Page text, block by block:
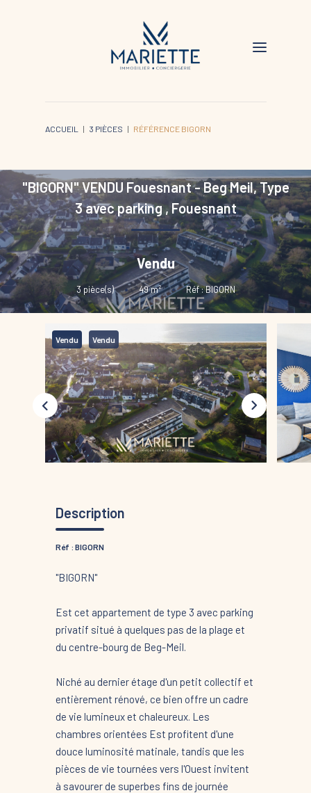
ACCUEIL 3 PIÈCES RÉFÉRENCE BIGORN
"BIGORN" VENDU Fouesnant - Beg Meil, Type
3 avec parking, Fouesnant
Vendu
3 pièce(s) • 49m² • Réf : BIGORN
Vendu Vendu
Description
Réf : BIGORN
"BIGORN"
Est cet appartement de type 3 avec parking
privatif situé à quelques pas de la plage et
du centre-bourg de Beg-Meil.
Niché au dernier étage d'un petit collectif et
entièrement rénové, ce bien offre un cadre
de vie lumineux et chaleureux. Les
chambres orientées Est profitent d'une
douce luminosité matinale, tandis que les
pièces de vie tournées vers l'Ouest invitent
à savourer de superbes fins de journée